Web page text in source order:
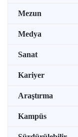
Mezun
Medya
Sanat
Kariyer
Araştırma
Kampüs